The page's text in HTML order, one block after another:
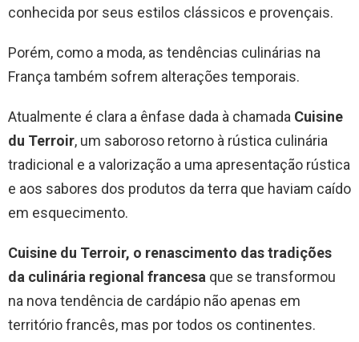
conhecida por seus estilos clássicos e provençais.
Porém, como a moda, as tendências culinárias na
França também sofrem alterações temporais.
Atualmente é clara a ênfase dada à chamada Cuisine
du Terroir, um saboroso retorno à rústica culinária
tradicional e a valorização a uma apresentação rústica
e aos sabores dos produtos da terra que haviam caído
em esquecimento.
Cuisine du Terroir, o renascimento das tradições
da culinária regional francesa que se transformou
na nova tendência de cardápio não apenas em
território francês, mas por todos os continentes.